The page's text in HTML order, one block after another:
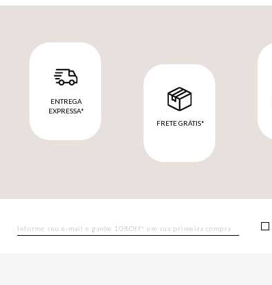
ENTREGA
EXPRESSA*
FRETE GRÁTIS*